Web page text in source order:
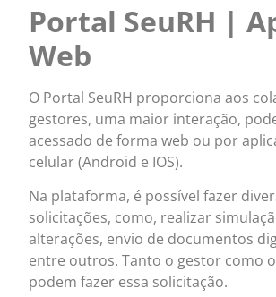
Portal SeuRH |
Web
O Portal SeuRH proporciona aos
gestores, uma maior interação,
acessado de forma web ou por
celular (Android e IOS).
Na plataforma, é possível fazer
solicitações, como, realizar
alterações, envio de documentos
entre outros. Tanto o gestor como
podem fazer essa solicitação.